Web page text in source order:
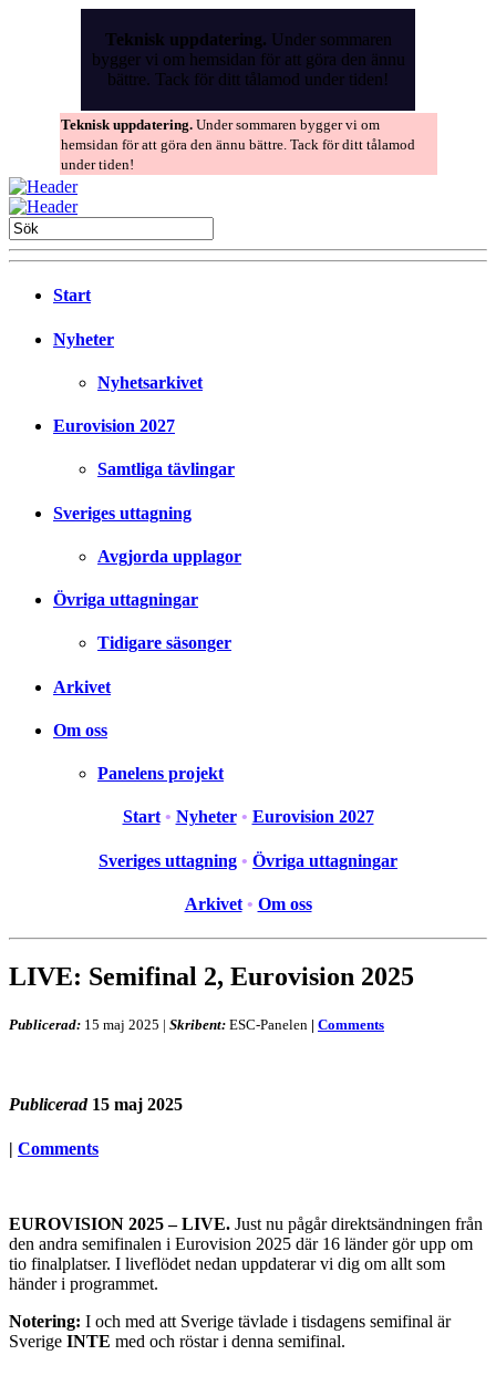
Teknisk uppdatering. Under sommaren
bygger vi om hemsidan för att göra den ännu
bättre. Tack för ditt tålamod under tiden!
Teknisk uppdatering. Under sommaren bygger vi om
hemsidan för att göra den ännu bättre. Tack för ditt tålamod
under tiden!
Start
Nyheter
Nyhetsarkivet
Eurovision 2027
Samtliga tävlingar
Sveriges uttagning
Avgjorda upplagor
Övriga uttagningar
Tidigare säsonger
Arkivet
Om oss
Panelens projekt
Start • Nyheter • Eurovision 2027
Sveriges uttagning • Övriga uttagningar
Arkivet • Om oss
LIVE: Semifinal 2, Eurovision 2025
Publicerad: 15 maj 2025 | Skribent: ESC-Panelen | Comments
Publicerad 15 maj 2025
| Comments
EUROVISION 2025 – LIVE. Just nu pågår direktsändningen från
den andra semifinalen i Eurovision 2025 där 16 länder gör upp om
tio finalplatser. I liveflödet nedan uppdaterar vi dig om allt som
händer i programmet.
Notering: I och med att Sverige tävlade i tisdagens semifinal är
Sverige INTE med och röstar i denna semifinal.